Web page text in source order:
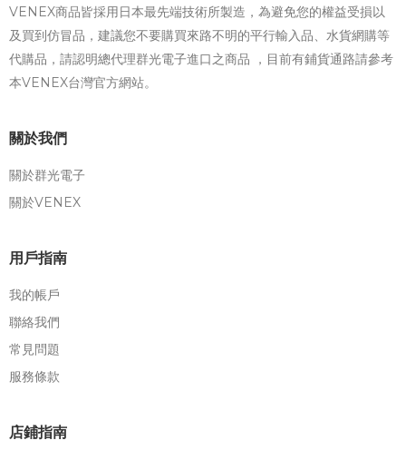
VENEX商品皆採用日本最先端技術所製造，為避免您的權益受損以
及買到仿冒品，建議您不要購買來路不明的平行輸入品、水貨網購等
代購品，請認明總代理群光電子進口之商品 ，目前有鋪貨通路請參考
本VENEX台灣官方網站。
關於我們
關於群光電子
關於VENEX
用戶指南
我的帳戶
聯絡我們
常見問題
服務條款
店鋪指南